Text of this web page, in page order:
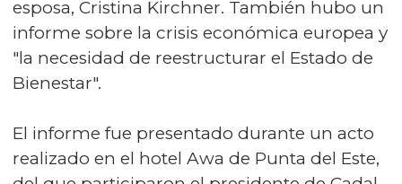
esposa, Cristina Kirchner. También hubo un
informe sobre la crisis económica europea y
"la necesidad de reestructurar el Estado de
Bienestar".
El informe fue presentado durante un acto
realizado en el hotel Awa de Punta del Este,